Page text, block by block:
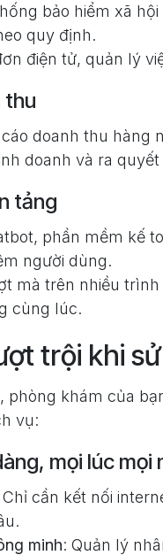
bảo hiểm xã
quy định.
điện tử, quản lý
thu
doanh thu hàng
doanh và ra
tảng
phần mềm kế
người dùng.
mà trên nhiều
cùng lúc.
trội khi
phòng khám của
vụ:
mọi lúc mọi
Chỉ cần kết nối
minh: Quản lý